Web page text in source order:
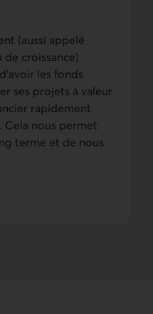
(aussi appelé
de croissance)
les fonds
ses projets à valeur
rapidement
Cela nous permet
terme et de nous